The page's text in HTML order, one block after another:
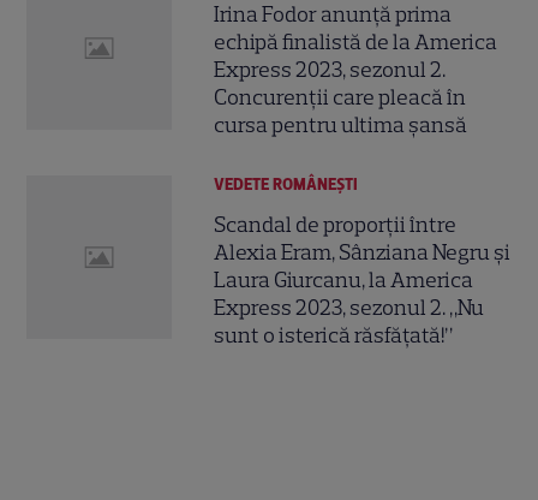
Irina Fodor anunță prima
echipă finalistă de la America
Express 2023, sezonul 2.
Concurenții care pleacă în
cursa pentru ultima șansă
VEDETE ROMÂNEŞTI
Scandal de proporții între
Alexia Eram, Sânziana Negru și
Laura Giurcanu, la America
Express 2023, sezonul 2. „Nu
sunt o isterică răsfățată!”